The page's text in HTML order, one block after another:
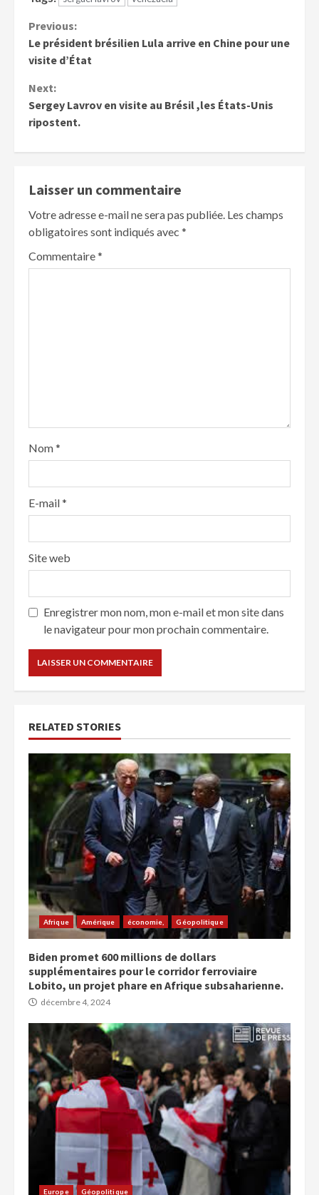
Previous:
Le président brésilien Lula arrive en Chine pour une
visite d’État
Next:
Sergey Lavrov en visite au Brésil ,les États-Unis
ripostent.
Laisser un commentaire
Votre adresse e-mail ne sera pas publiée. Les champs
obligatoires sont indiqués avec *
Commentaire*
Nom*
E-mail*
Site web
Enregistrer mon nom, mon e-mail et mon site dans
le navigateur pour mon prochain commentaire.
RELATED STORIES
Afrique Amérique économie, Géopolitique
Biden promet 600 millions de dollars
supplémentaires pour le corridor ferroviaire
Lobito, un projet phare en Afrique subsaharienne.
décembre 4, 2024
Europe Géopolitique